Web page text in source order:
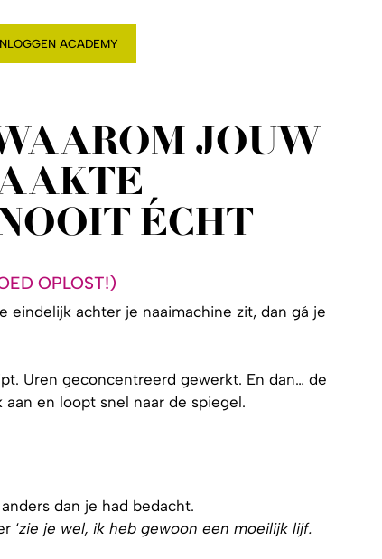
ACADEMY
JOUW
ÉCHT
OPLOST!)
eindelijk achter je naaimachine zit, dan gá je
Uren geconcentreerd gewerkt. En dan… de
en loopt snel naar de spiegel.
dan je had bedacht.
‘zie je wel, ik heb gewoon een moeilijk lijf.